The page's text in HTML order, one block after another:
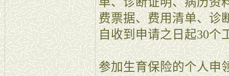
费票据、费用清单、诊
自收到申请之日起30个
参加生育保险的个人申